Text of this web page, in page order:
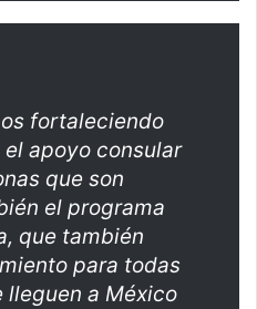
fortaleciendo
apoyo consular
que son
el programa
que también
para todas
lleguen a México